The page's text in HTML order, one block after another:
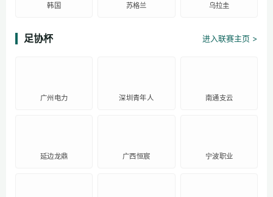
韩国 苏格兰 乌拉圭
足协杯 进入联赛主页 >
广州电力 深圳青年人 南通支云
延边龙鼎 广西恒宸 宁波职业